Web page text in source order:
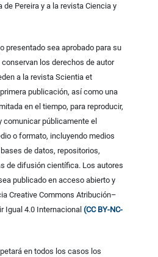
de Pereira y a la revista Ciencia y
presentado sea aprobado para su
los derechos de autor
a la revista Scientia et
publicación, así como una
en el tiempo, para reproducir,
comunicar públicamente el
o formato, incluyendo medios
de datos, repositorios,
de difusión científica. Los autores
publicado en acceso abierto y
Creative Commons Atribución–
Igual 4.0 Internacional(CC BY-NC-
en todos los casos los